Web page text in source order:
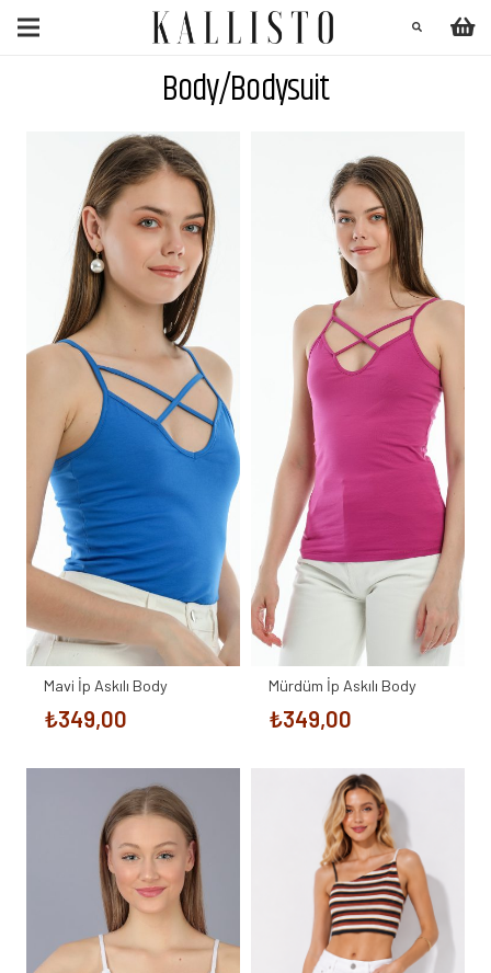
Body/Bodysuit
Mavi İp Askılı Body
₺349,00
Mürdüm İp Askılı Body
₺349,00